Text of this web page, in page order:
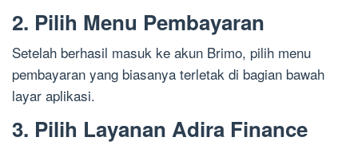
2. Pilih Menu Pembayaran
Setelah berhasil masuk ke akun Brimo, pilih menu
pembayaran yang biasanya terletak di bagian bawah
layar aplikasi.
3. Pilih Layanan Adira Finance